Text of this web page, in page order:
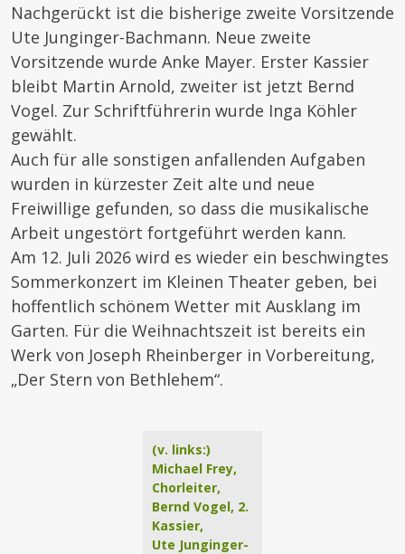
Nachgerückt ist die bisherige zweite Vorsitzende
Ute Junginger-Bachmann. Neue zweite
Vorsitzende wurde Anke Mayer. Erster Kassier
bleibt Martin Arnold, zweiter ist jetzt Bernd
Vogel. Zur Schriftführerin wurde Inga Köhler
gewählt.
Auch für alle sonstigen anfallenden Aufgaben
wurden in kürzester Zeit alte und neue
Freiwillige gefunden, so dass die musikalische
Arbeit ungestört fortgeführt werden kann.
Am 12. Juli 2026 wird es wieder ein beschwingtes
Sommerkonzert im Kleinen Theater geben, bei
hoffentlich schönem Wetter mit Ausklang im
Garten. Für die Weihnachtszeit ist bereits ein
Werk von Joseph Rheinberger in Vorbereitung,
„Der Stern von Bethlehem“.
(v. links:)
Michael Frey,
Chorleiter,
Bernd Vogel, 2.
Kassier,
Ute Junginger-